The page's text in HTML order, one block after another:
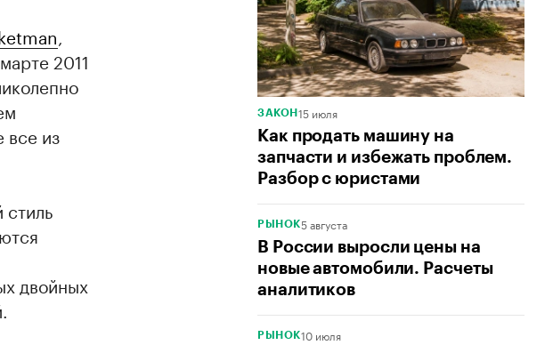
ЗАКОН 15 июля
Как продать машину на
запчасти и избежать проблем.
Разбор с юристами
РЫНОК5 августа
В России выросли цены на
новые автомобили. Расчеты
аналитиков
РЫНОК10 июля
,
2011
все из
двойных